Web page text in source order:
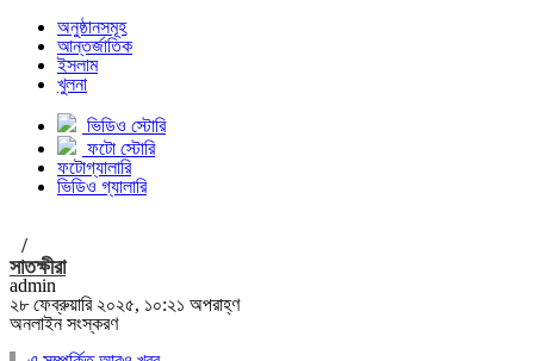
অনুষ্ঠানসমূহ
আন্তর্জাতিক
ইসলাম
খুলনা
ভিডিও স্টোরি
ফটো স্টোরি
ফটোগ্যালারি
ভিডিও গ্যালারি
/
সাতক্ষীরা
admin
২৮ ফেব্রুয়ারি ২০২৫, ১০:২১ অপরাহ্ণ
অনলাইন সংস্করণ